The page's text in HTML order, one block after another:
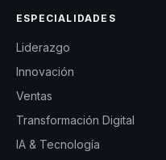
ESPECIALIDADES
Liderazgo
Innovación
Ventas
Transformación Digital
IA & Tecnología